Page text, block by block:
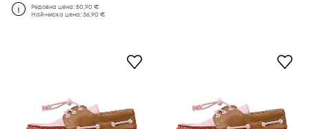
Редовна цена:50,90 €
Най-ниска цена:36,90 €